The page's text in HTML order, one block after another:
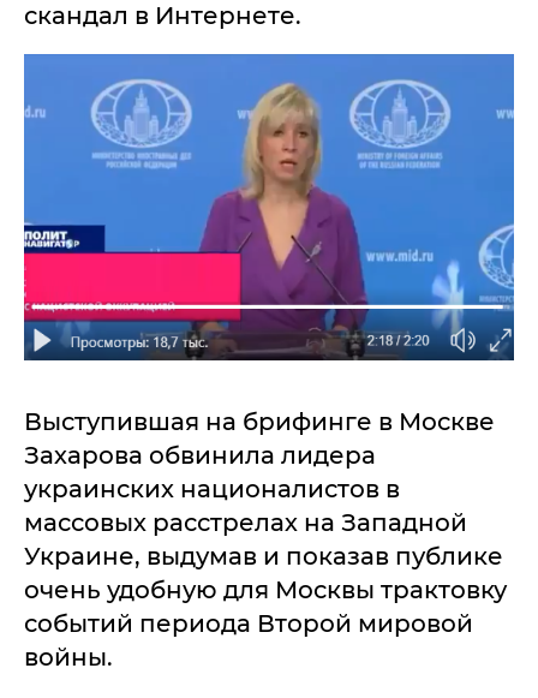
скандал в Интернете.
Выступившая на брифинге в Москве
Захарова обвинила лидера
украинских националистов в
массовых расстрелах на Западной
Украине, выдумав и показав публике
очень удобную для Москвы трактовку
событий периода Второй мировой
войны.